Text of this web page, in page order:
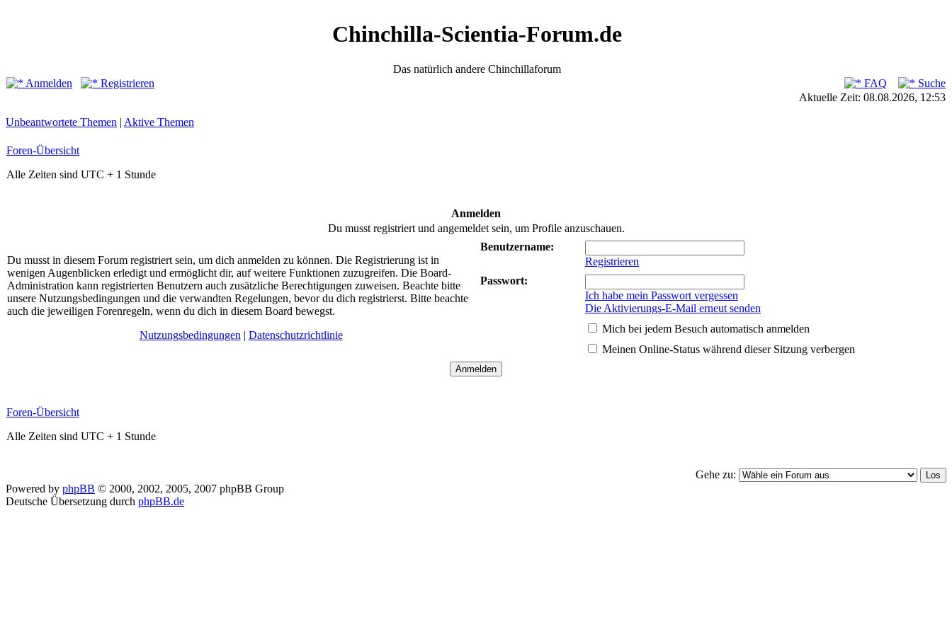
Chinchilla-Scientia-Forum.de
Das natürlich andere Chinchillaforum
Anmelden
Registrieren FAQ
Suche
Aktuelle Zeit: 08.08.2026, 12:53
Unbeantwortete Themen | Aktive Themen
Foren-Übersicht
Alle Zeiten sind UTC + 1 Stunde
Anmelden
Du musst registriert und angemeldet sein, um Profile anzuschauen.
Du musst in diesem Forum registriert sein, um dich anmelden zu können. Die Registrierung ist in
wenigen Augenblicken erledigt und ermöglicht dir, auf weitere Funktionen zuzugreifen. Die Board-
Administration kann registrierten Benutzern auch zusätzliche Berechtigungen zuweisen. Beachte bitte
unsere Nutzungsbedingungen und die verwandten Regelungen, bevor du dich registrierst. Bitte beachte
auch die jeweiligen Forenregeln, wenn du dich in diesem Board bewegst.
Nutzungsbedingungen | Datenschutzrichtlinie
Benutzername:
Registrieren
Passwort:
Ich habe mein Passwort vergessen
Die Aktivierungs-E-Mail erneut senden
Mich bei jedem Besuch automatisch anmelden
Meinen Online-Status während dieser Sitzung verbergen
Foren-Übersicht
Alle Zeiten sind UTC + 1 Stunde
Gehe zu:
Powered by phpBB © 2000, 2002, 2005, 2007 phpBB Group
Deutsche Übersetzung durch phpBB.de